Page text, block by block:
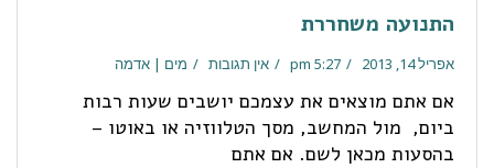
התנועה משחררת
אפריל 14, 2013 5:27 pm אין תגובות מים | אדמה
אם אתם מוצאים את עצמכם יושבים שעות רבות
ביום, מול המחשב, מסך הטלווזיה או באוטו –
בהסעות מכאן לשם. אם אתם